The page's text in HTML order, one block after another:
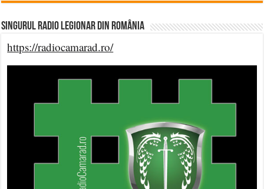
Singurul Radio Legionar din România
https://radiocamarad.ro/